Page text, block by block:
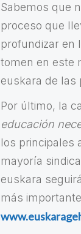
Sabemos que
proceso que
profundizar en
tomen en este
euskara de las
Por último, la
educación
los principales
mayoría
euskara
más